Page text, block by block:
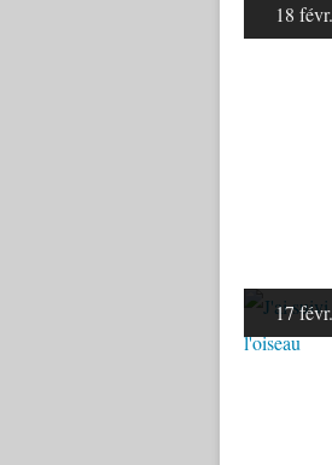
18 févr.
17 févr.